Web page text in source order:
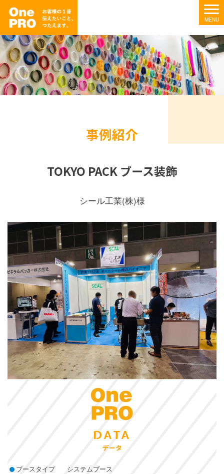
事例紹介
TOKYO PACK ブース装飾
シール工業(株)様
DATA
データ
ブースタイプ
システムブース